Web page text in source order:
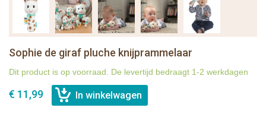
Sophie de giraf pluche knijprammelaar
Dit product is op voorraad. De levertijd bedraagt 1-2 werkdagen
€ 11,99